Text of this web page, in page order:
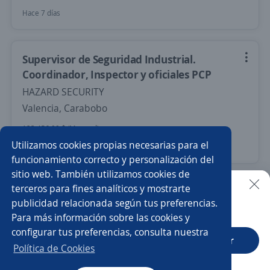
Utilizamos cookies propias necesarias para el
funcionamiento correcto y personalización del
sitio web. También utilizamos cookies de
terceros para fines analíticos y mostrarte
publicidad relacionada según tus preferencias.
Para más información sobre las cookies y
configurar tus preferencias, consulta nuestra
Política de Cookies
Hace 7 días
Supervisor de Seguridad Industrial.
Coordinador, Inspector y oficiales PCP
HAZARD SECURITY
Valencia, Carabobo
123.456,00 $ (Mensual)
Más de 30 días
Inspector de Transporte Valencia
Importante empresa del sector
Valencia, Carabobo
Ayer
Buscar es más fácil en la app
CT App Abrir